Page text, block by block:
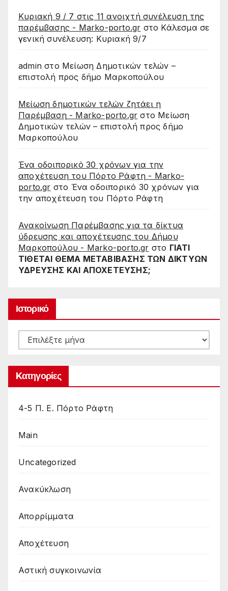
Κυριακή 9 / 7 στις 11 ανοιχτή συνέλευση της
παρέμβασης - Marko-porto.gr στο Κάλεσμα σε
γενική συνέλευση: Κυριακή 9/7
admin στο Μείωση Δημοτικών τελών –
επιστολή προς δήμο Μαρκοπούλου
Μείωση δημοτικών τελών ζητάει η
Παρέμβαση - Marko-porto.gr στο Μείωση
Δημοτικών τελών – επιστολή προς δήμο
Μαρκοπούλου
Ένα οδοιπορικό 30 χρόνων για την
αποχέτευση του Πόρτο Ράφτη - Marko-
porto.gr στο Ένα οδοιπορικό 30 χρόνων για
την αποχέτευση του Πόρτο Ράφτη
Ανακοίνωση Παρέμβασης για τα δίκτυα
ύδρευσης και αποχέτευσης του Δήμου
Μαρκοπούλου - Marko-porto.gr στο ΓΙΑΤΙ
ΤΙΘΕΤΑΙ ΘΕΜΑ ΜΕΤΑΒΙΒΑΣΗΣ ΤΩΝ ΔΙΚΤΥΩΝ
ΥΔΡΕΥΣΗΣ ΚΑΙ ΑΠΟΧΕΤΕΥΣΗΣ;
Ιστορικό
Ιστορικό
Kατηγορίες
4-5 Π. Ε. Πόρτο Ράφτη
Main
Uncategorized
Ανακύκλωση
Απορρίμματα
Αποχέτευση
Αστική συγκοινωνία